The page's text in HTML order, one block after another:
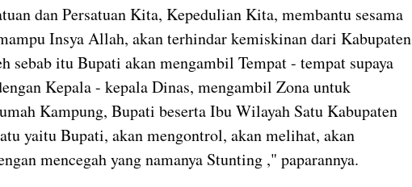
dan Persatuan Kita, Kepedulian Kita, membantu sesama
Insya Allah, akan terhindar kemiskinan dari Kabupaten
sebab itu Bupati akan mengambil Tempat - tempat supaya
Kepala - kepala Dinas, mengambil Zona untuk
Kampung, Bupati beserta Ibu Wilayah Satu Kabupaten
yaitu Bupati, akan mengontrol, akan melihat, akan
mencegah yang namanya Stunting ," paparannya.